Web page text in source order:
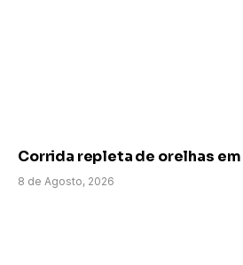
Corrida repleta de orelhas em
8 de Agosto, 2026